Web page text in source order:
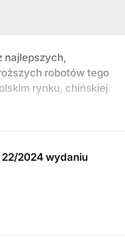
najlepszych,
robotów tego
rynku, chińskiej
22/2024 wydaniu